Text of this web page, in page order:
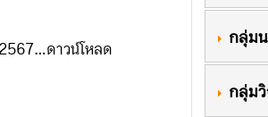
ดาวน์โหลด กลุ่ม
กลุ่ม